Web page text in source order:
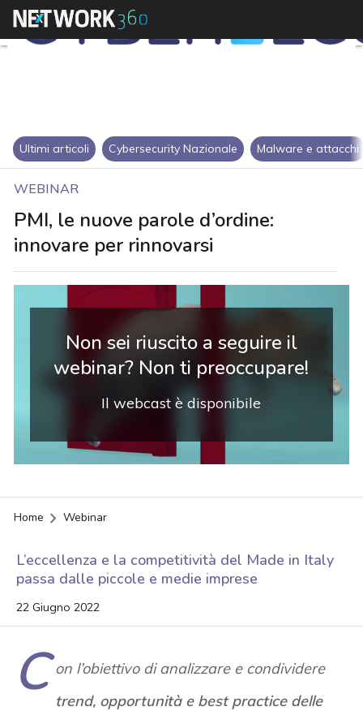
Ultimi articoli Cybersecurity Nazionale Malware e attacchi
WEBINAR
PMI, le nuove parole d’ordine:
innovare per rinnovarsi
Non sei riuscito a seguire il
webinar? Non ti preoccupare!
Il webcast è disponibile
Home Webinar
L’eccellenza e la competitività del Made in Italy
passa dalle piccole e medie imprese
22 Giugno 2022
C on l’obiettivo di analizzare e condividere
trend, opportunità e best practice delle